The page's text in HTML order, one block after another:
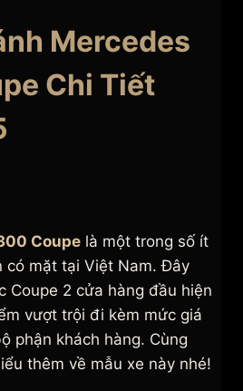
Mercedes
Chi Tiết
Coupe là một trong số ít
có mặt tại Việt Nam. Đây
Coupe 2 cửa hàng đầu hiện
vượt trội đi kèm mức giá
phận khách hàng. Cùng
thêm về mẫu xe này nhé!